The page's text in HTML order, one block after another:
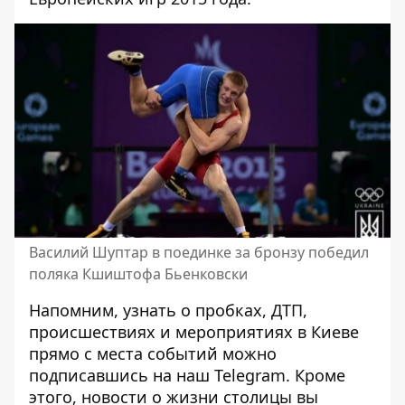
Василий Шуптар в поединке за бронзу победил
поляка Кшиштофа Бьенковски
Напомним, узнать о пробках, ДТП,
происшествиях и мероприятиях в Киеве
прямо с места событий можно
подписавшись на наш Telegram. Кроме
этого, новости о жизни столицы вы